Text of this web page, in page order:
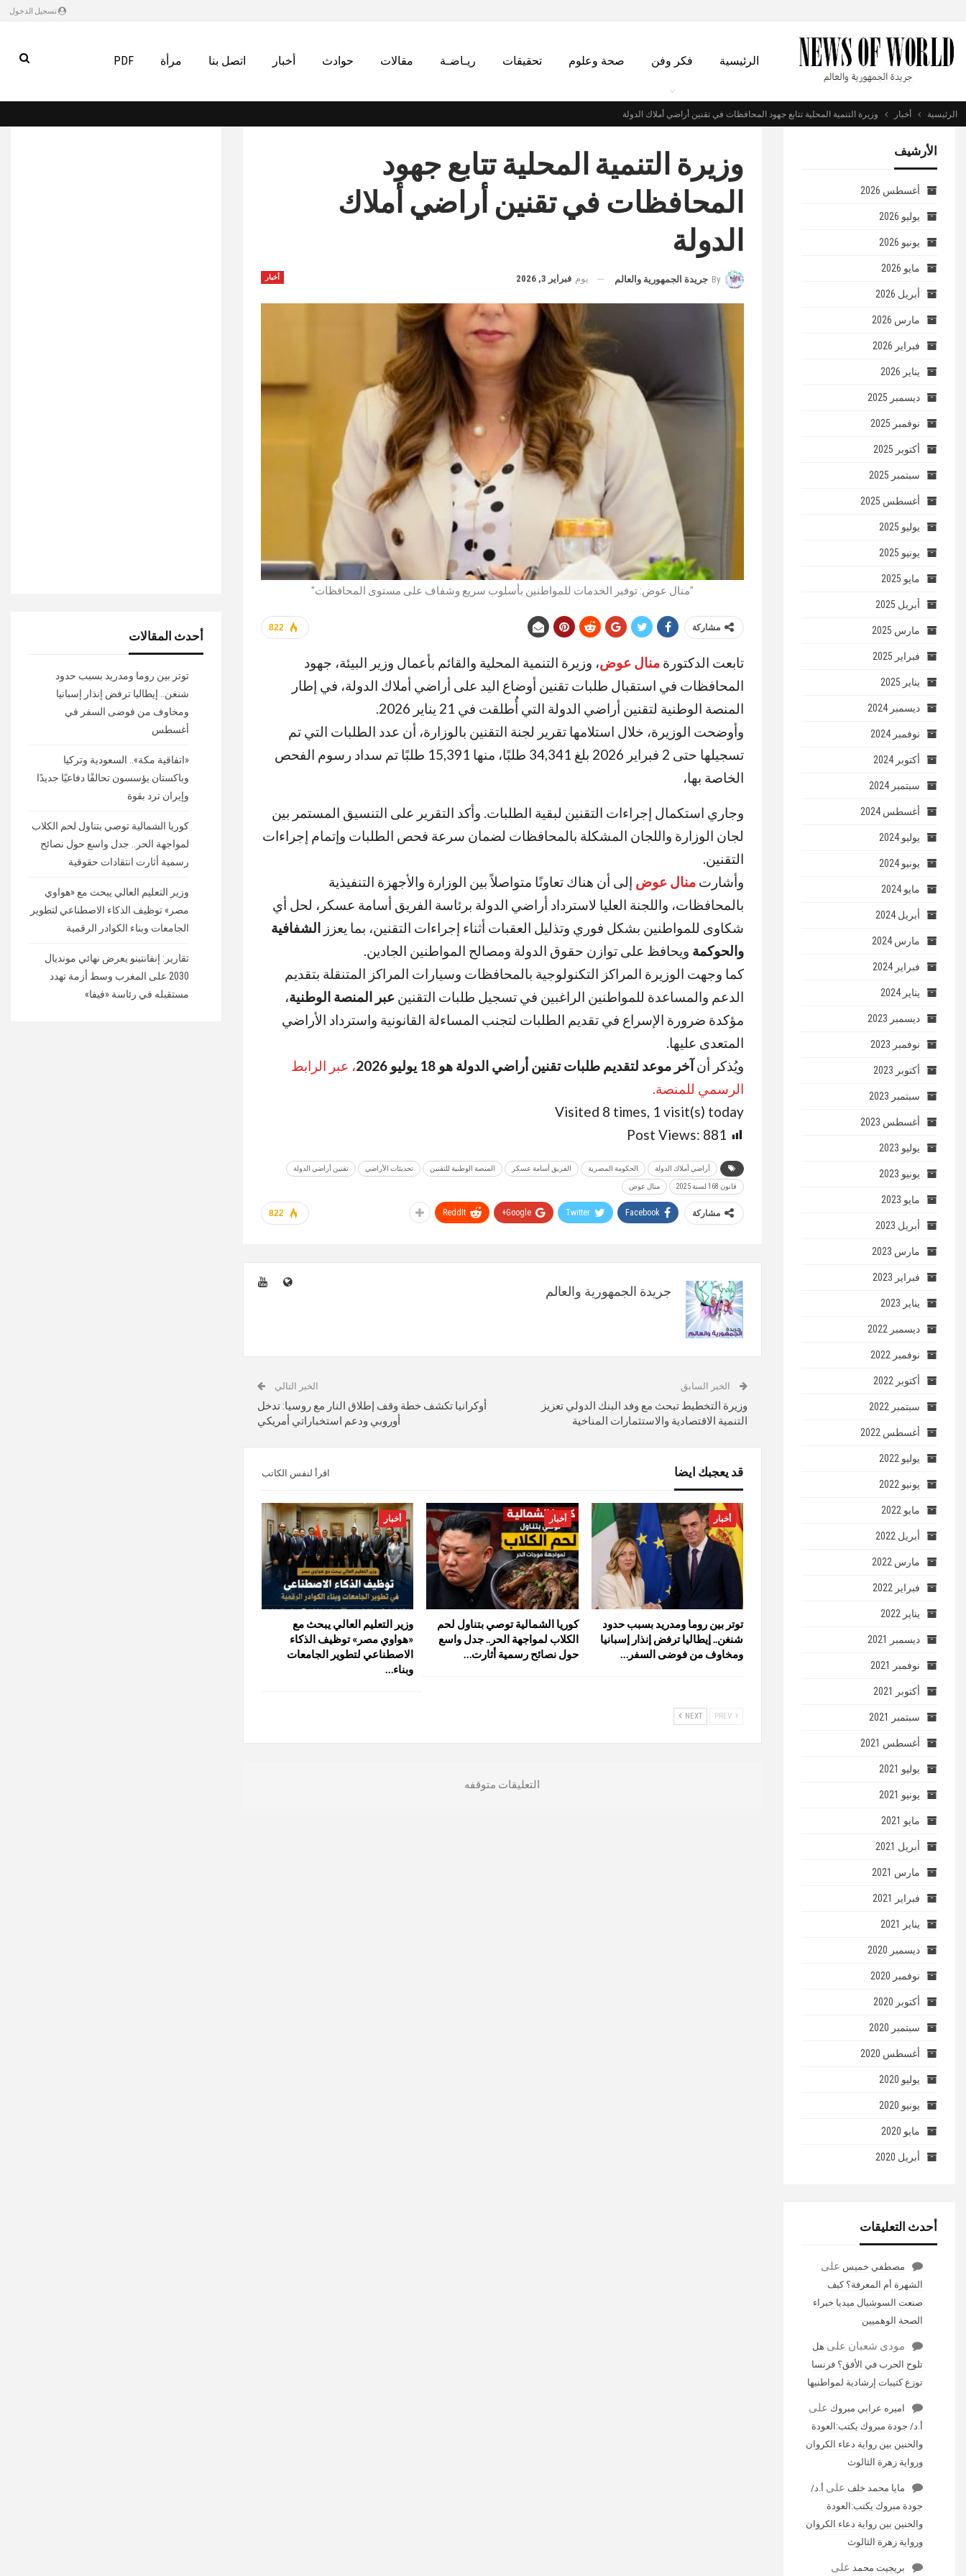
تسجيل الدخول
الرئيسية فكر وفن صحة وعلوم تحقيقات ريـاضـة مقالات حوادث أخبار اتصل بنا مرأة PDF
الرئيسية أخبار وزيرة التنمية المحلية تتابع جهود المحافظات في تقنين أراضي أملاك الدولة
وزيرة التنمية المحلية تتابع جهود
المحافظات في تقنين أراضي أملاك
الدولة
أخبار By جريدة الجمهورية والعالم يوم فبراير 3, 2026
"منال عوض: توفير الخدمات للمواطنين بأسلوب سريع وشفاف على مستوى المحافظات"
822 مشاركة
تابعت الدكتورة منال عوض، وزيرة التنمية المحلية والقائم بأعمال وزير البيئة، جهود
المحافظات في استقبال طلبات تقنين أوضاع اليد على أراضي أملاك الدولة، في إطار
المنصة الوطنية لتقنين أراضي الدولة التي أُطلقت في 21 يناير 2026
.
وأوضحت الوزيرة، خلال استلامها تقرير لجنة التقنين بالوزارة، أن عدد الطلبات التي تم
تسجيلها حتى 2 فبراير 2026 بلغ 34,341 طلبًا، منها 15,391 طلبًا تم سداد رسوم الفحص
الخاصة بها،
وجاري استكمال إجراءات التقنين لبقية الطلبات. وأكد التقرير على التنسيق المستمر بين
لجان الوزارة واللجان المشكلة بالمحافظات لضمان سرعة فحص الطلبات وإتمام إجراءات
التقنين.
وأشارت منال عوض إلى أن هناك تعاونًا متواصلاً بين الوزارة والأجهزة التنفيذية
بالمحافظات، واللجنة العليا لاسترداد أراضي الدولة برئاسة الفريق أسامة عسكر، لحل أي
شكاوى للمواطنين بشكل فوري وتذليل العقبات أثناء إجراءات التقنين، بما يعزز الشفافية
والحوكمة ويحافظ على توازن حقوق الدولة ومصالح المواطنين الجادين.
كما وجهت الوزيرة المراكز التكنولوجية بالمحافظات وسيارات المراكز المتنقلة بتقديم
الدعم والمساعدة للمواطنين الراغبين في تسجيل طلبات التقنين عبر المنصة الوطنية،
مؤكدة ضرورة الإسراع في تقديم الطلبات لتجنب المساءلة القانونية واسترداد الأراضي
المتعدى عليها.
ويُذكر أن آخر موعد لتقديم طلبات تقنين أراضي الدولة هو 18 يوليو 2026
، عبر الرابط
الرسمي للمنصة.
Visited 8 times, 1 visit(s) today
Post Views: 881
أراضي أملاك الدولة الحكومة المصرية الفريق أسامة عسكر المنصة الوطنية للتقنين تحديثات الأراضي تقنين أراضي الدولة
قانون 168 لسنة 2025 منال عوض
822 مشاركة Facebook
Twitter
Google+
ReddIt
جريدة الجمهورية والعالم
الخبر السابق
وزيرة التخطيط تبحث مع وفد البنك الدولي تعزيز
التنمية الاقتصادية والاستثمارات المناخية
الخبر التالي
أوكرانيا تكشف خطة وقف إطلاق النار مع روسيا: تدخل
أوروبي ودعم استخباراتي أمريكي
قد يعجبك ايضا اقرأ لنفس الكاتب
أخبار
توتر بين روما ومدريد بسبب حدود
شنغن.. إيطاليا ترفض إنذار إسبانيا
ومخاوف من فوضى السفر…
أخبار
كوريا الشمالية توصي بتناول لحم
الكلاب لمواجهة الحر.. جدل واسع
حول نصائح رسمية أثارت…
أخبار
وزير التعليم العالي يبحث مع
«هواوي مصر» توظيف الذكاء
الاصطناعي لتطوير الجامعات
وبناء…
NEXT
التعليقات متوقفه
أحدث المقالات
توتر بين روما ومدريد بسبب حدود
شنغن.. إيطاليا ترفض إنذار إسبانيا
ومخاوف من فوضى السفر في
أغسطس
«اتفاقية مكة».. السعودية وتركيا
وباكستان يؤسسون تحالفًا دفاعيًا جديدًا
وإيران ترد بقوة
كوريا الشمالية توصي بتناول لحم الكلاب
لمواجهة الحر.. جدل واسع حول نصائح
رسمية أثارت انتقادات حقوقية
وزير التعليم العالي يبحث مع «هواوي
مصر» توظيف الذكاء الاصطناعي لتطوير
الجامعات وبناء الكوادر الرقمية
تقارير: إنفانتينو يعرض نهائي مونديال
2030 على المغرب وسط أزمة تهدد
مستقبله في رئاسة «فيفا»
الأرشيف
أغسطس 2026
يوليو 2026
يونيو 2026
مايو 2026
أبريل 2026
مارس 2026
فبراير 2026
يناير 2026
ديسمبر 2025
نوفمبر 2025
أكتوبر 2025
سبتمبر 2025
أغسطس 2025
يوليو 2025
يونيو 2025
مايو 2025
أبريل 2025
مارس 2025
فبراير 2025
يناير 2025
ديسمبر 2024
نوفمبر 2024
أكتوبر 2024
سبتمبر 2024
أغسطس 2024
يوليو 2024
يونيو 2024
مايو 2024
أبريل 2024
مارس 2024
فبراير 2024
يناير 2024
ديسمبر 2023
نوفمبر 2023
أكتوبر 2023
سبتمبر 2023
أغسطس 2023
يوليو 2023
يونيو 2023
مايو 2023
أبريل 2023
مارس 2023
فبراير 2023
يناير 2023
ديسمبر 2022
نوفمبر 2022
أكتوبر 2022
سبتمبر 2022
أغسطس 2022
يوليو 2022
يونيو 2022
مايو 2022
أبريل 2022
مارس 2022
فبراير 2022
يناير 2022
ديسمبر 2021
نوفمبر 2021
أكتوبر 2021
سبتمبر 2021
أغسطس 2021
يوليو 2021
يونيو 2021
مايو 2021
أبريل 2021
مارس 2021
فبراير 2021
يناير 2021
ديسمبر 2020
نوفمبر 2020
أكتوبر 2020
سبتمبر 2020
أغسطس 2020
يوليو 2020
يونيو 2020
مايو 2020
أبريل 2020
أحدث التعليقات
مصطفي خميس على
الشهرة أم المعرفة؟ كيف
صنعت السوشيال ميديا خبراء
الصحة الوهميين
مودى شعبان على هل
تلوح الحرب في الأفق؟ فرنسا
توزع كتيبات إرشادية لمواطنيها
اميره عرابي مبروك على
أ.د/ جودة مبروك يكتب:العودة
والحنين بين رواية دعاء الكروان
ورواية زهرة الثالوث
مايا محمد خلف على أ.د/
جودة مبروك يكتب:العودة
والحنين بين رواية دعاء الكروان
ورواية زهرة الثالوث
بريجيت محمدعلى